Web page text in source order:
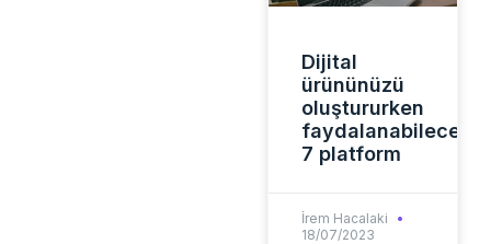
Dijital
ürününüzü
oluştururken
7 platform
İrem Hacalaki
18/07/2023